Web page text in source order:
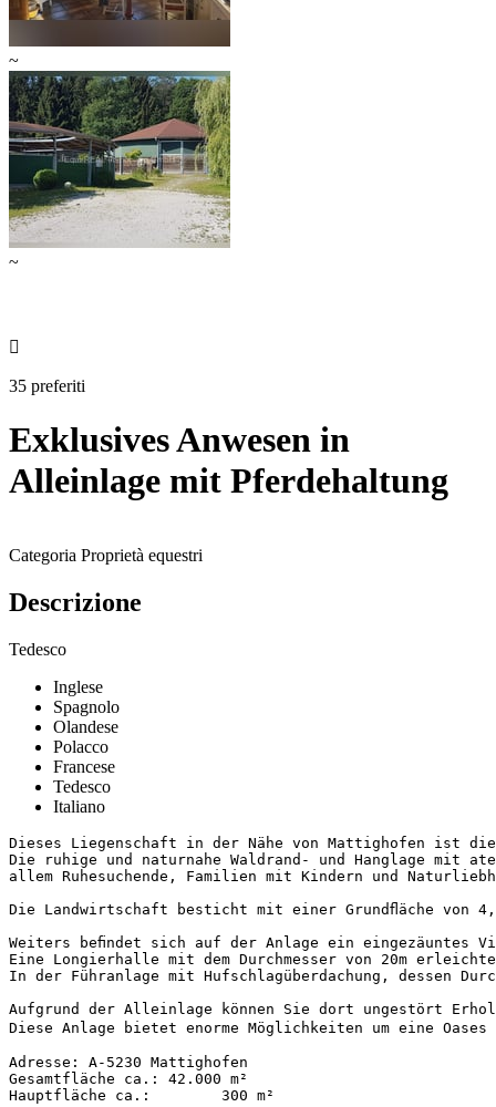
~
~

35 preferiti
Exklusives Anwesen in
Alleinlage mit Pferdehaltung
Categoria Proprietà equestri
Descrizione
Tedesco
Inglese
Spagnolo
Olandese
Polacco
Francese
Tedesco
Italiano
Dieses Liegenschaft in der Nähe von Mattighofen ist
Die ruhige und naturnahe Waldrand- und Hanglage mit
allem Ruhesuchende, Familien mit Kindern und
Die Landwirtschaft besticht mit einer Grundﬂäche von
Weiters beﬁndet sich auf der Anlage ein eingezäuntes
Eine Longierhalle mit dem Durchmesser von 20m
In der Führanlage mit Hufschlagüberdachung, dessen
Aufgrund der Alleinlage können Sie dort ungestört
Diese Anlage bietet enorme Möglichkeiten um eine
Adresse: A-5230 Mattighofen
Gesamtfläche ca.: 42.000 m²
Hauptfläche ca.:	300 m²